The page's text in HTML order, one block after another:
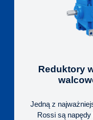
właściwości
łożyska
Reduktory
Jedną z
Rossi są